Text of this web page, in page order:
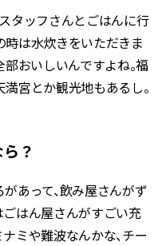
タッフさんとごはんに行
時は水炊きをいただきま
部おいしいんですよね。福
宮とか観光地もあるし。
？
あって、飲み屋さんがず
ごはん屋さんがすごい充
ミや難波なんかな、チー